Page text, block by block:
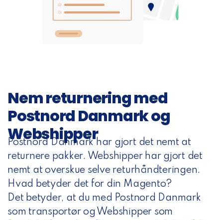
Nem returnering med
Postnord Danmark og
Webshipper
Postnord Danmark har gjort det nemt at
returnere pakker. Webshipper har gjort det
nemt at overskue selve returhåndteringen.
Hvad betyder det for din Magento?
Det betyder, at du med Postnord Danmark
som transportør og Webshipper som